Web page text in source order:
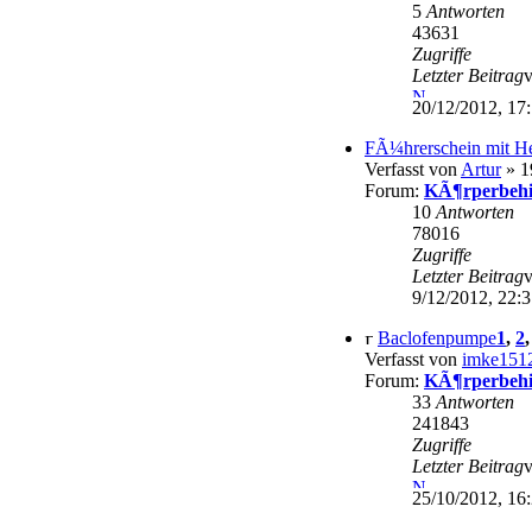
5 Antworten
43631
Zugriffe
Letzter Beitrag
20/12/2012,
FÃ¼hrerschein mit
Verfasst von Artur»
Forum:
10 Antworten
78016
Zugriffe
Letzter Beitrag
9/12/2012,
Baclofenpumpe1, 2
Verfasst von
Forum:
33 Antworten
241843
Zugriffe
Letzter Beitrag
25/10/2012,